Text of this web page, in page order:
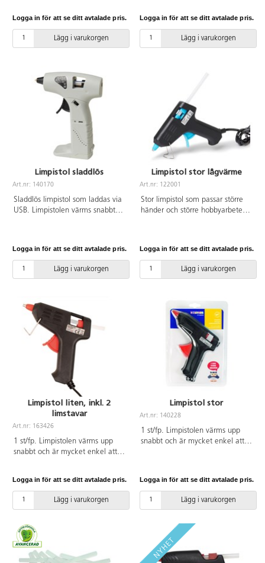
110x120 mm. Rekommenderas
från 6 år och alltid under vuxens
överinseende. Tänk på att inte
på avtryckaren. Avvakta och du
känner motstånd då behöver
limpistolen tid att smälta limmet.
Logga in för att se ditt avtalade pris.
Lägg i varukorgen
från 6 år och alltid under vuxens
överinseende. ø 11 mm. Längd
Logga in för att se ditt avtalade pris.
Lägg i varukorgen
Limpistol sladdlös
Art.nr: 140170
Sladdlös limpistol som laddas via
USB. Limpistolen värms snabbt
laddning medföljer.
Rekommenderas från 6 år och
alltid under vuxens överinseende.
Logga in för att se ditt avtalade pris.
Lägg i varukorgen
Limpistol stor lågvärme
Art.nr: 122001
Stor limpistol som passar större
händer och större hobbyarbeten.
överinseende. Tänk på att inte
börja använda limpistolen förrän
den är varm. Tryck alltid försiktigt
limpistolen tid att smälta limmet.
Logga in för att se ditt avtalade pris.
Lägg i varukorgen
Limpistol liten, inkl. 2
limstavar
Art.nr: 163426
1 st/fp. Limpistolen värms upp
snabbt och är mycket enkel att
är 7 mm i diameter.
Arbetstemperatur 140-190 °C.
Sladdlängd 1,1 m. Två limstavar
Logga in för att se ditt avtalade pris.
Lägg i varukorgen
Limpistol stor
Art.nr: 140228
1 st/fp. Limpistolen värms upp
snabbt och är mycket enkel att
Arbetstemperatur 140-190 °C.
Sladdlängd 1,1 m. Två limstavar
Logga in för att se ditt avtalade pris.
Lägg i varukorgen